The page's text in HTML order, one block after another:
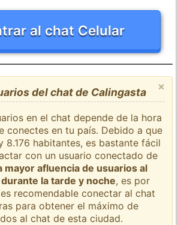
al chat Celular
×
del chat de Calingasta
en el chat depende de la hora
conectes en tu país. Debido a que
8.176 habitantes, es bastante fácil
con un usuario conectado de
mayor afluencia de usuarios al
la tarde y noche, es por
recomendable conectar al chat
para obtener el máximo de
al chat de esta ciudad.